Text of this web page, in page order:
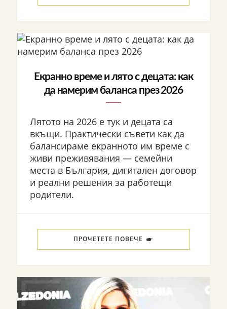
Екранно време и лято с децата: как
да намерим баланса през 2026
Лятото на 2026 е тук и децата са
вкъщи. Практически съвети как да
балансираме екранното им време с
живи преживявания — семейни
места в България, дигитален договор
и реални решения за работещи
родители.
ПРОЧЕТЕТЕ ПОВЕЧЕ